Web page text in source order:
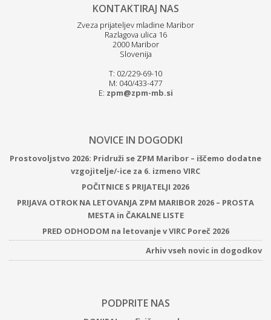
KONTAKTIRAJ NAS
Zveza prijateljev mladine Maribor
Razlagova ulica 16
2000 Maribor
Slovenija
T: 02/229-69-10
M: 040/433-477
E: zpm@zpm-mb.si
NOVICE IN DOGODKI
Prostovoljstvo 2026: Pridruži se ZPM Maribor – iščemo dodatne
vzgojitelje/-ice za 6. izmeno VIRC
POČITNICE S PRIJATELJI 2026
PRIJAVA OTROK NA LETOVANJA ZPM MARIBOR 2026 – PROSTA
MESTA in ČAKALNE LISTE
PRED ODHODOM na letovanje v VIRC Poreč 2026
Arhiv vseh novic in dogodkov
PODPRITE NAS